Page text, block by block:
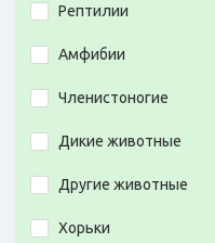
Рептилии
Амфибии
Членистоногие
Дикие животные
Другие животные
Хорьки